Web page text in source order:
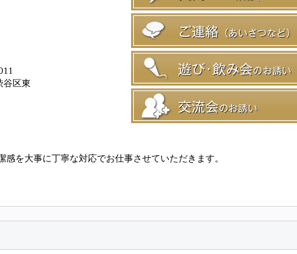
谷区東
を大事に丁寧な対応でお仕事させていただきます。